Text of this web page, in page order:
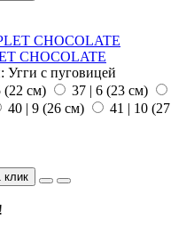
CHOCOLATE
Угги с пуговицей
(22 см)
37 | 6 (23 см)
40 | 9 (26 см)
41 | 10 (27
клик